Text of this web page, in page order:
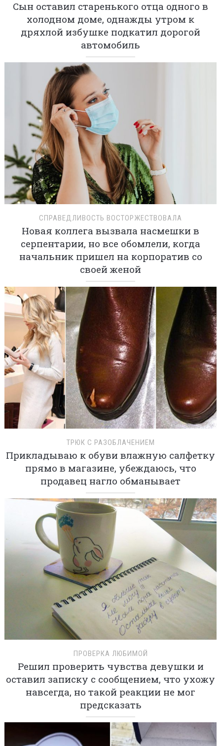
Сын оставил старенького отца одного в
холодном доме, однажды утром к
дряхлой избушке подкатил дорогой
автомобиль
СПРАВЕДЛИВОСТЬ ВОСТОРЖЕСТВОВАЛА
Новая коллега вызвала насмешки в
серпентарии, но все обомлели, когда
начальник пришел на корпоратив со
своей женой
ТРЮК С РАЗОБЛАЧЕНИЕМ
Прикладываю к обуви влажную салфетку
прямо в магазине, убеждаюсь, что
продавец нагло обманывает
ПРОВЕРКА ЛЮБИМОЙ
Решил проверить чувства девушки и
оставил записку с сообщением, что ухожу
навсегда, но такой реакции не мог
предсказать